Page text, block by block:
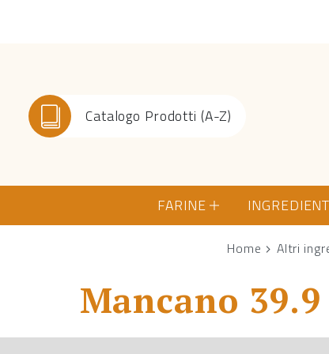
Catalogo Prodotti (A-Z)
FARINE
Home Altri
Mancano